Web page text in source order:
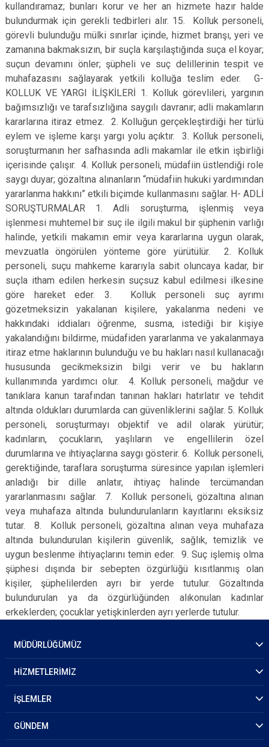
kullandıramaz; bunları korur ve her an hizmete hazır halde
bulundurmak için gerekli tedbirleri alır. 15. Kolluk personeli,
görevli bulunduğu mülki sınırlar içinde, hizmet branşı, yeri ve
zamanına bakmaksızın, bir suçla karşılaştığında suça el koyar;
suçun devamını önler; şüpheli ve suç delillerinin tespit ve
muhafazasını sağlayarak yetkili kolluğa teslim eder. G-
KOLLUK VE YARGI İLİŞKİLERİ 1. Kolluk görevlileri, yargının
bağımsızlığı ve tarafsızlığına saygılı davranır; adli makamların
kararlarına itiraz etmez. 2. Kolluğun gerçekleştirdiği her türlü
eylem ve işleme karşı yargı yolu açıktır. 3. Kolluk personeli,
soruşturmanın her safhasında adli makamlar ile etkin işbirliği
içerisinde çalışır. 4. Kolluk personeli, müdafiin üstlendiği role
saygı duyar; gözaltına alınanların “müdafiin hukuki yardımından
yararlanma hakkını” etkili biçimde kullanmasını sağlar. H- ADLİ
SORUŞTURMALAR 1. Adli soruşturma, işlenmiş veya
işlenmesi muhtemel bir suç ile ilgili makul bir şüphenin varlığı
halinde, yetkili makamın emir veya kararlarına uygun olarak,
mevzuatla öngörülen yönteme göre yürütülür. 2. Kolluk
personeli, suçu mahkeme kararıyla sabit oluncaya kadar, bir
suçla itham edilen herkesin suçsuz kabul edilmesi ilkesine
göre hareket eder. 3. Kolluk personeli suç ayrımı
gözetmeksizin yakalanan kişilere, yakalanma nedeni ve
hakkındaki iddiaları öğrenme, susma, istediği bir kişiye
yakalandığını bildirme, müdafiden yararlanma ve yakalanmaya
itiraz etme haklarının bulunduğu ve bu hakları nasıl kullanacağı
hususunda gecikmeksizin bilgi verir ve bu hakların
kullanımında yardımcı olur. 4. Kolluk personeli, mağdur ve
tanıklara kanun tarafından tanınan hakları hatırlatır ve tehdit
altında oldukları durumlarda can güvenliklerini sağlar. 5. Kolluk
personeli, soruşturmayı objektif ve adil olarak yürütür;
kadınların, çocukların, yaşlıların ve engellilerin özel
durumlarına ve ihtiyaçlarına saygı gösterir. 6. Kolluk personeli,
gerektiğinde, taraflara soruşturma süresince yapılan işlemleri
anladığı bir dille anlatır, ihtiyaç halinde tercümandan
yararlanmasını sağlar. 7. Kolluk personeli, gözaltına alınan
veya muhafaza altında bulundurulanların kayıtlarını eksiksiz
tutar. 8. Kolluk personeli, gözaltına alınan veya muhafaza
altında bulundurulan kişilerin güvenlik, sağlık, temizlik ve
uygun beslenme ihtiyaçlarını temin eder. 9. Suç işlemiş olma
şüphesi dışında bir sebepten özgürlüğü kısıtlanmış olan
kişiler, şüphelilerden ayrı bir yerde tutulur. Gözaltında
bulundurulan ya da özgürlüğünden alıkonulan kadınlar
erkeklerden; çocuklar yetişkinlerden ayrı yerlerde tutulur.
MÜDÜRLÜĞÜMÜZ
HİZMETLERİMİZ
İŞLEMLER
GÜNDEM